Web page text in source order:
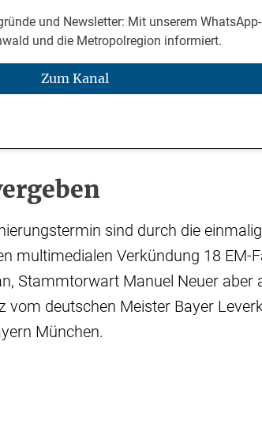
und Newsletter: Mit unserem
und die Metropolregion informiert.
Zum Kanal
sind durch die
multimedialen Verkündung 18 EM-
Stammtorwart Manuel Neuer aber
vom deutschen Meister Bayer
München.